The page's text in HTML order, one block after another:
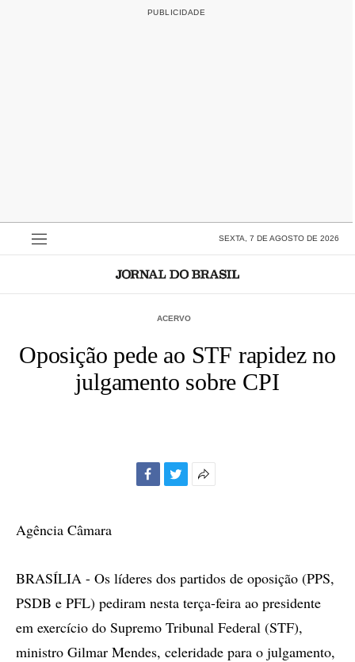
SEXTA, 7 DE AGOSTO DE 2026
ACERVO
Oposição pede ao STF rapidez no
julgamento sobre CPI
Agência Câmara
BRASÍLIA - Os líderes dos partidos de oposição (PPS,
PSDB e PFL) pediram nesta terça-feira ao presidente
em exercício do Supremo Tribunal Federal (STF),
ministro Gilmar Mendes, celeridade para o julgamento,